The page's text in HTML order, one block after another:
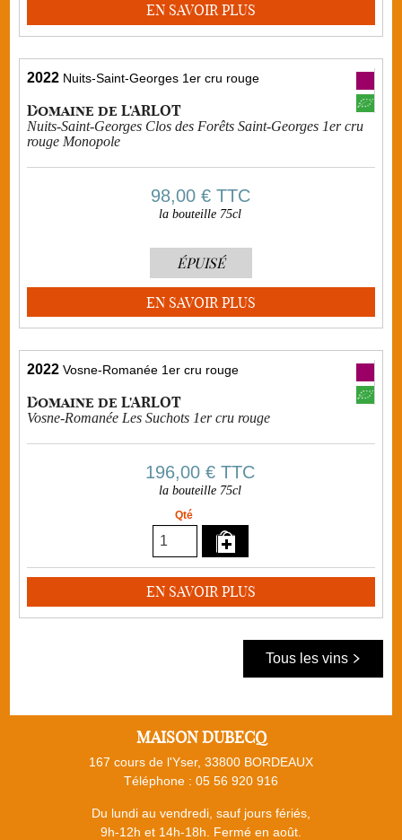
EN SAVOIR PLUS
2022 Nuits-Saint-Georges 1er cru rouge
Domaine de L'ARLOT
Nuits-Saint-Georges Clos des Forêts Saint-Georges 1er cru
rouge Monopole
98,00 €TTC
la bouteille 75cl
ÉPUISÉ
EN SAVOIR PLUS
2022 Vosne-Romanée 1er cru rouge
Domaine de L'ARLOT
Vosne-Romanée Les Suchots 1er cru rouge
196,00 € TTC
la bouteille 75cl
Qté
EN SAVOIR PLUS
Tous les vins
MAISON DUBECQ
167 cours de l'Yser, 33800 BORDEAUX
Téléphone : 05 56 920 916
Du lundi au vendredi, sauf jours fériés,
9h-12h et 14h-18h. Fermé en août.